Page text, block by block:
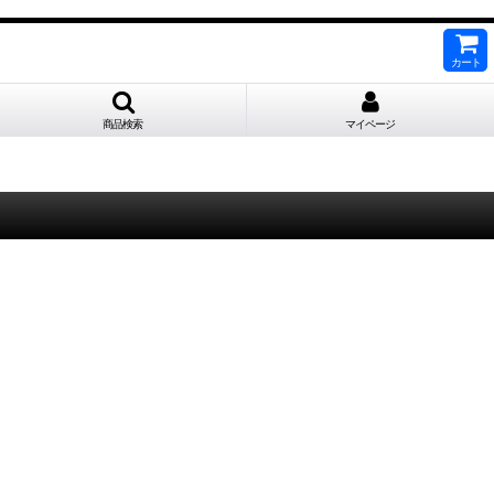
カート
商品検索 マイページ